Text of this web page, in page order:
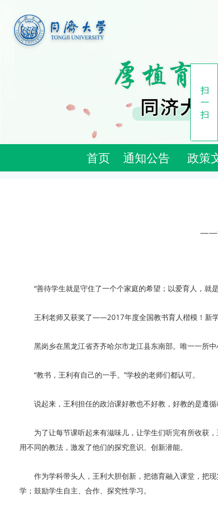
首页 通知公告 政策
——
“善待学生就是守住了一个个家庭的希望；以爱育人，
王利老师又获奖了——2017年度全国教书育人楷模！新
黑岗乡在黑龙江省齐齐哈尔市龙江县东南部。唯一一所
“教书，王利有自己的一手。”学校的老师们都认可。
说起来，王利担任的政治课好教也不好教，好教的是遵
为了让每节课听起来有滋味儿，让学生们听完有所收获
用不同的教法，激发了他们的探究意识、创新潜能。
作为学科带头人，王利大胆创新，把德育融入课堂，把
学；鼓励学生自主、合作、探究性学习。
扫
一
扫